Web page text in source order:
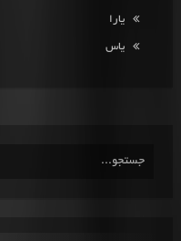
یارا
یاس